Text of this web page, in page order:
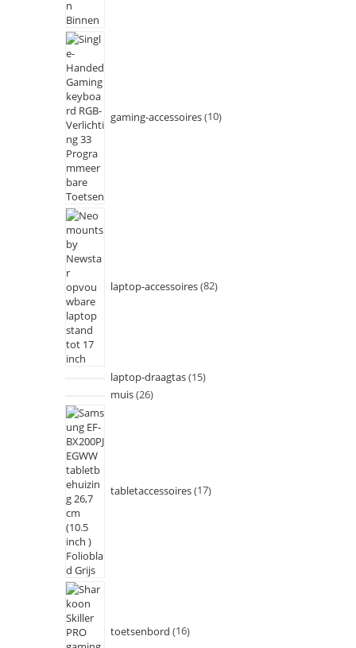
gaming-accessoires 10
laptop-accessoires 82
laptop-draagtas 15
muis 26
tabletaccessoires 17
toetsenbord 16